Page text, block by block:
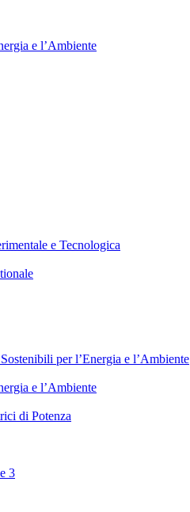
e l’Ambiente
e Tecnologica
per l’Energia e l’Ambiente
e l’Ambiente
di Potenza
3